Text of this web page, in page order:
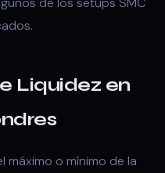
Liquidez en
o mínimo de la